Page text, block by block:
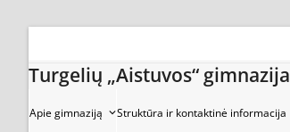
Turgelių „Aistuvos“ gimnazija
Apie gimnaziją Struktūra ir kontaktinė informacija